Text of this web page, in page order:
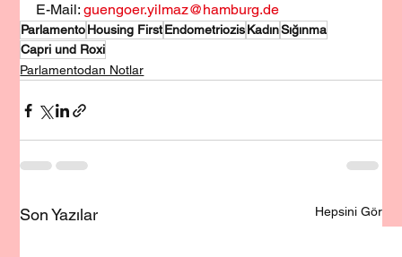
E-Mail: guengoer.yilmaz@hamburg.de
ParlamentoHousing FirstEndometriozisKadınSığınma
Capri und Roxi
Parlamentodan Notlar
Son Yazılar Hepsini Gör